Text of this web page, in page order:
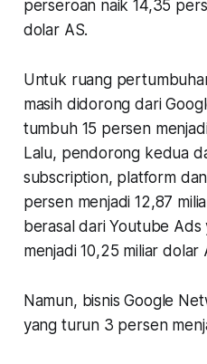
perseroan naik 14,35
dolar AS.
Untuk ruang
masih didorong dari
tumbuh 15 persen
Lalu, pendorong kedua
subscription, platform
persen menjadi 12,87
berasal dari Youtube Ads
menjadi 10,25 miliar dolar
Namun, bisnis Google
yang turun 3 persen